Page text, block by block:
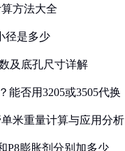
方法大全
径是多少
及底孔尺寸详解
能否用3205或3505代换
米重量计算与应用分析
P8膨胀剂分别加多少